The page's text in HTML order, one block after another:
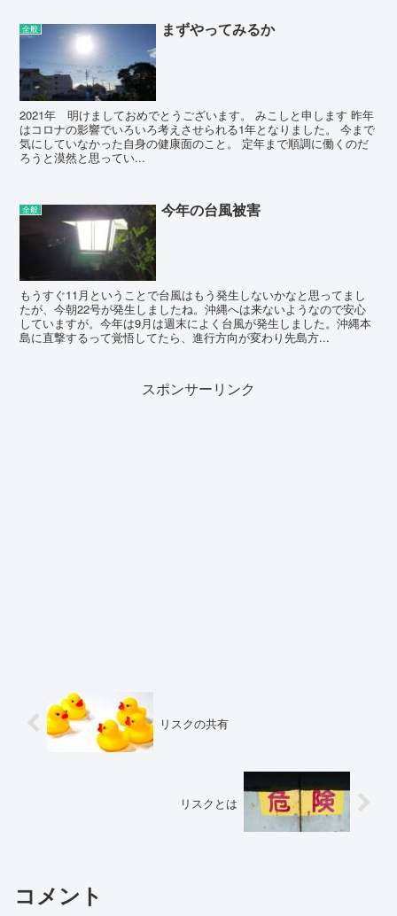
全般 まずやってみるか
2021年 明けましておめでとうございます。 みこしと申します 昨年
はコロナの影響でいろいろ考えさせられる1年となりました。 今まで
気にしていなかった自身の健康面のこと。 定年まで順調に働くのだ
ろうと漠然と思ってい...
全般 今年の台風被害
もうすぐ11月ということで台風はもう発生しないかなと思ってまし
たが、今朝22号が発生しましたね。沖縄へは来ないようなので安心
していますが。今年は9月は週末によく台風が発生しました。沖縄本
島に直撃するって覚悟してたら、進行方向が変わり先島方...
スポンサーリンク
リスクの共有
リスクとは
コメント